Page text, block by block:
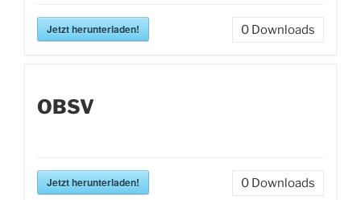
Jetzt herunterladen! 0 Downloads
OBSV
Jetzt herunterladen! 0 Downloads